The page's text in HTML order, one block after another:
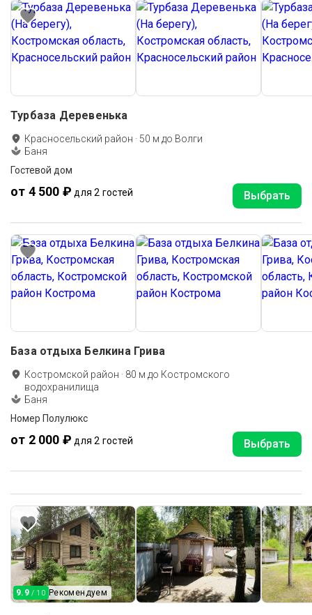
Турбаза Деревенька
Красносельский район · 50 м до Волги
Баня
Гостевой дом
от 4 500 ₽ для 2 гостей Выбрать
База отдыха Белкина Грива
Костромской район · 80 м до Костромского
водохранилища
Баня
Номер Полулюкс
от 2 000 ₽ для 2 гостей Выбрать
9.9 / 10 Рекомендуем